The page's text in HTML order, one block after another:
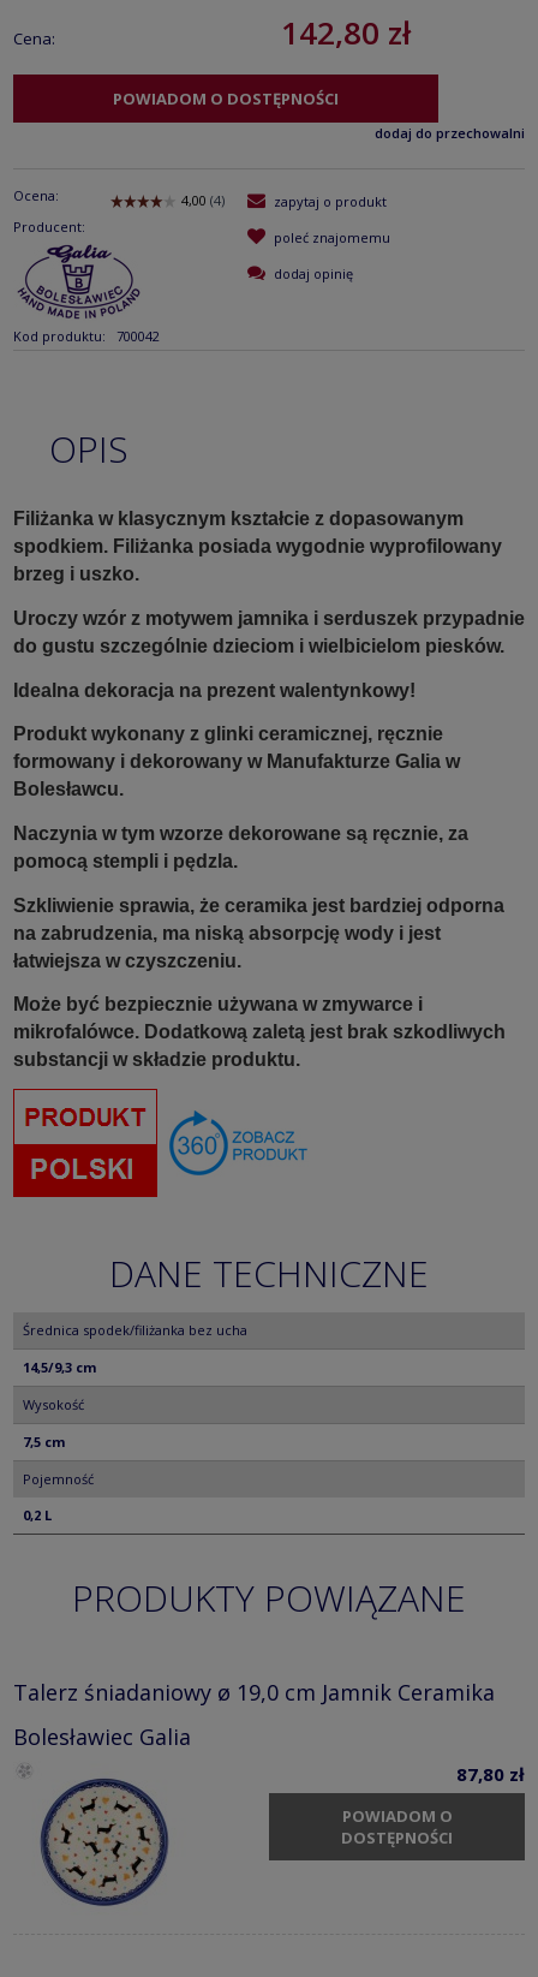
Cena: 142,80 zł
POWIADOM O DOSTĘPNOŚCI
dodaj do przechowalni
Ocena:
Producent:
Kod produktu: 700042
zapytaj o produkt
poleć znajomemu
dodaj opinię
OPIS
Filiżanka w klasycznym kształcie z dopasowanym
spodkiem. Filiżanka posiada wygodnie wyprofilowany
brzeg i uszko.
Uroczy wzór z motywem jamnika i serduszek przypadnie
do gustu szczególnie dzieciom i wielbicielom piesków.
Idealna dekoracja na prezent walentynkowy!
Produkt wykonany z glinki ceramicznej, ręcznie
formowany i dekorowany w Manufakturze Galia w
Bolesławcu.
Naczynia w tym wzorze dekorowane są ręcznie, za
pomocą stempli i pędzla.
Szkliwienie sprawia, że ceramika jest bardziej odporna
na zabrudzenia, ma niską absorpcję wody i jest
łatwiejsza w czyszczeniu.
Może być bezpiecznie używana w zmywarce i
mikrofalówce. Dodatkową zaletą jest brak szkodliwych
substancji w składzie produktu.
DANE TECHNICZNE
Średnica spodek/filiżanka bez ucha
14,5/9,3 cm
Wysokość
7,5 cm
Pojemność
0,2 L
PRODUKTY POWIĄZANE
Talerz śniadaniowy ø 19,0 cm Jamnik Ceramika
Bolesławiec Galia
87,80 zł
POWIADOM O
DOSTĘPNOŚCI